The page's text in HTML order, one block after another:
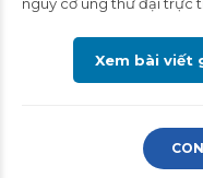
Xem bài viết